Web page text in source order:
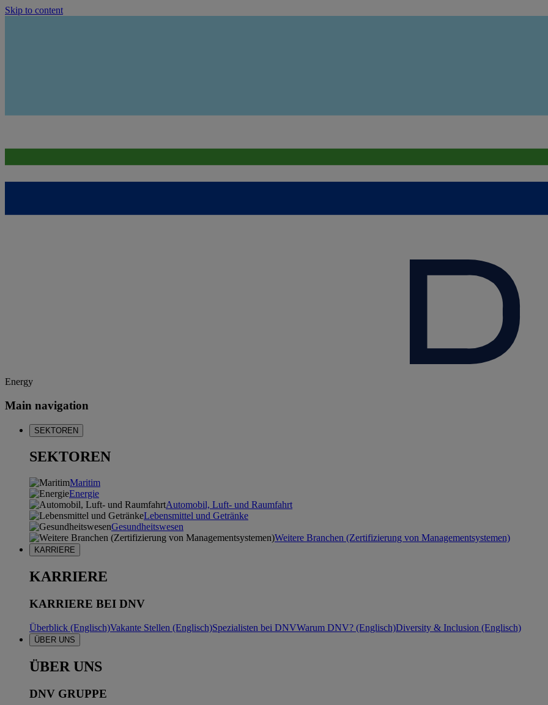
Skip to content
Energy
Main navigation
SEKTOREN
SEKTOREN
Maritim
Energie
Automobil, Luft- und Raumfahrt
Lebensmittel und Getränke
Gesundheitswesen
Weitere Branchen (Zertifizierung von Managementsystemen)
KARRIERE
KARRIERE
KARRIERE BEI DNV
Überblick (Englisch)Vakante Stellen (Englisch)Spezialisten bei DNVWarum DNV? (Englisch)Diversity & Inclusion (Englisch)
ÜBER UNS
ÜBER UNS
DNV GRUPPE